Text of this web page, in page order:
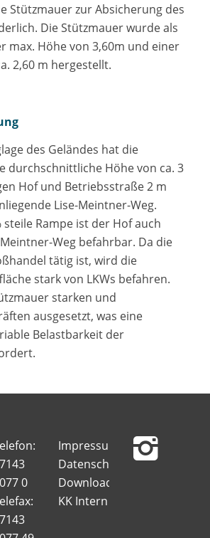
Stützmauer zur Absicherung des
Die Stützmauer wurde als
max. Höhe von 3,60m und einer
2,60 m hergestellt.
des Geländes hat die
durchschnittliche Höhe von ca. 3
Hof und Betriebsstraße 2 m
Lise-Meintner-Weg.
steile Rampe ist der Hof auch
Weg befahrbar. Da die
tätig ist, wird die
stark von LKWs befahren.
starken und
ausgesetzt, was eine
Belastbarkeit der
0
Impressum
Datenschutz
Downloads
KK Intern